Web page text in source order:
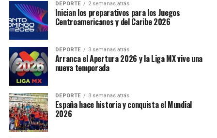
DEPORTE 2 semanas atrás
Inician los preparativos para los Juegos
Centroamericanos y del Caribe 2026
DEPORTE 3 semanas atrás
Arranca el Apertura 2026 y la Liga MX vive una
nueva temporada
DEPORTE 3 semanas atrás
España hace historia y conquista el Mundial
2026